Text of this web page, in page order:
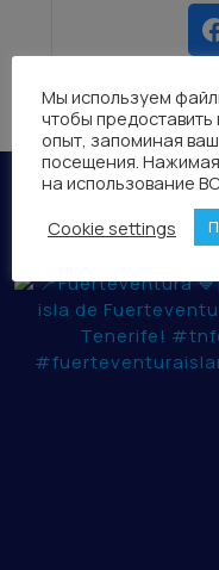
Мы используем
чтобы
опыт, запоминая
посещения.
на использование
Cookie settings